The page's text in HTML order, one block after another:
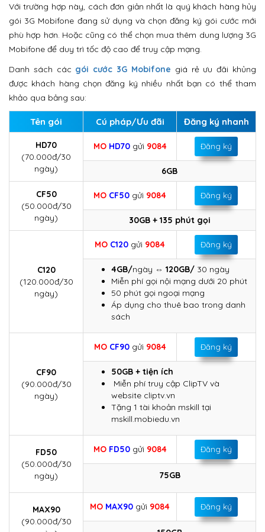
Với trường hợp này, cách đơn giản nhất là quý khách hàng hủy
gói 3G Mobifone đang sử dụng và chọn đăng ký gói cước mới
phù hợp hơn. Hoặc cũng có thể chọn mua thêm dung lượng 3G
Mobifone để duy trì tốc độ cao để truy cập mạng.
Danh sách các gói cước 3G Mobifone giá rẻ ưu đãi khủng
được khách hàng chọn đăng ký nhiều nhất bạn có thể tham
khảo qua bảng sau:
Tên gói Cú pháp/Ưu đãi Đăng ký nhanh
HD70
(70.000đ/30
ngày)
MO HD70 gửi 9084 Đăng ký
6GB
CF50
(50.000đ/30
ngày)
MO CF50 gửi 9084 Đăng ký
30GB + 135 phút gọi
C120
(120.000đ/30
ngày)
MO C120 gửi 9084 Đăng ký
4GB/ngày ⇔ 120GB/ 30 ngày
Miễn phí gọi nội mạng dưới 20 phút
50 phút gọi ngoại mạng
Áp dụng cho thuê bao trong danh
sách
CF90
(90.000đ/30
ngày)
MO CF90 gửi 9084 Đăng ký
50GB + tiện ích
Miễn phí truy cập ClipTV và
website cliptv.vn
Tặng 1 tài khoản mskill tại
mskill.mobiedu.vn
FD50
(50.000đ/30
ngày)
MO FD50 gửi 9084 Đăng ký
75GB
MAX90
(90.000đ/30
MO MAX90 gửi 9084 Đăng ký